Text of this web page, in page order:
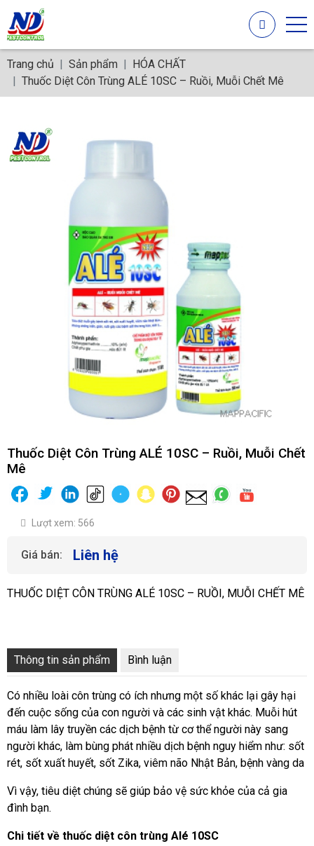
Trang chủ Sản phẩm
HÓA CHẤT
Thuốc Diệt Côn Trùng ALÉ 10SC – Ruồi, Muỗi Chết Mê
Thuốc Diệt Côn Trùng ALÉ 10SC – Ruồi, Muỗi Chết
Mê
Lượt xem: 566
Giá bán: Liên hệ
THUỐC DIỆT CÔN TRÙNG ALÉ 10SC – RUỒI, MUỖI CHẾT MÊ
Thông tin sản phẩm Bình luận
Có nhiều loài côn trùng có ích nhưng một số khác lại gây hại
đến cuộc sống của con người và các sinh vật khác. Muỗi hút
máu làm lây truyền các dịch bệnh từ cơ thể người này sang
người khác, làm bùng phát nhiều dịch bệnh nguy hiểm như: sốt
rét, sốt xuất huyết, sốt Zika, viêm não Nhật Bản, bệnh vàng da
Vì vậy, tiêu diệt chúng sẽ giúp bảo vệ sức khỏe của cả gia
đình bạn.
Chi tiết về thuốc diệt côn trùng Alé 10SC